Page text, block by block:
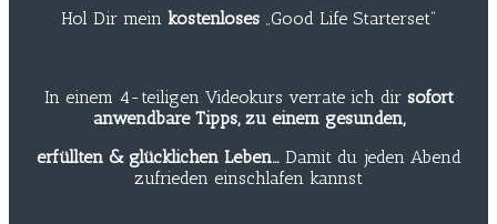
Hol Dir mein kostenloses „Good Life Starterset“
In einem 4-teiligen Videokurs verrate ich dir sofort
anwendbare Tipps, zu einem gesunden,
erfüllten & glücklichen Leben…Damit du jeden Abend
zufrieden einschlafen kannst